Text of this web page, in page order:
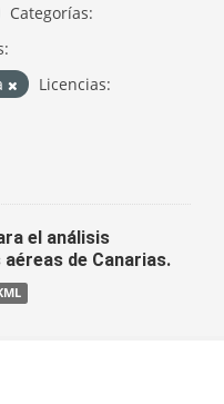
Categorías:
Licencias:
el análisis
de Canarias.